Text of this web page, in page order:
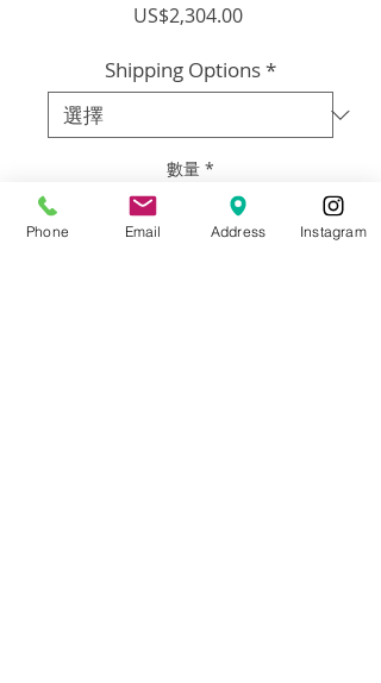
US$2,304.00價
Shipping Options*
數量 *
Phone Email Address Instagram